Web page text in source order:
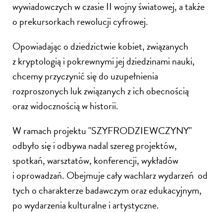
wywiadowczych w czasie II wojny światowej, a także
o prekursorkach rewolucji cyfrowej.
Opowiadając o dziedzictwie kobiet, związanych
z kryptologią i pokrewnymi jej dziedzinami nauki,
chcemy przyczynić się do uzupełnienia
rozproszonych luk związanych z ich obecnością
oraz widocznością w historii.
W ramach projektu "SZYFRODZIEWCZYNY"
odbyło się i odbywa nadal szereg projektów,
spotkań, warsztatów, konferencji, wykładów
i oprowadzań. Obejmuje cały wachlarz wydarzeń od
tych o charakterze badawczym oraz edukacyjnym,
po wydarzenia kulturalne i artystyczne.